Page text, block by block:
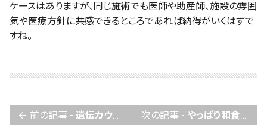
ケースはありますが、同じ施術でも医師や助産師、施設の雰囲
気や医療方針に共感できるところであれば納得がいくはずで
すね。
arrow_back 前の記事 - 遺伝カウンセリングから、出生前診断と高齢化。 次の記事 - やっぱり和食がいちばん！いつも食べているアノ食材が、実はスーパーフードかも？